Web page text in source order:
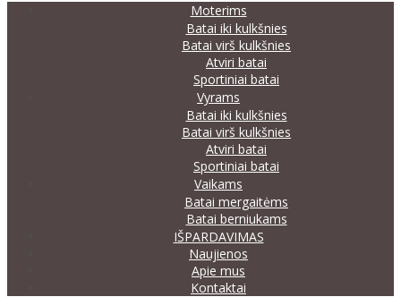
Moterims
Batai iki kulkšnies
Batai virš kulkšnies
Atviri batai
Sportiniai batai
Vyrams
Batai iki kulkšnies
Batai virš kulkšnies
Atviri batai
Sportiniai batai
Vaikams
Batai mergaitėms
Batai berniukams
IŠPARDAVIMAS
Naujienos
Apie mus
Kontaktai